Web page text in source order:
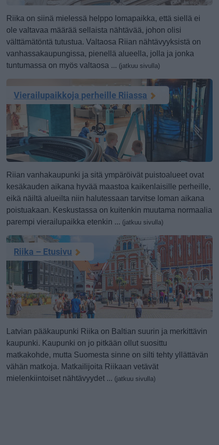
Riika on siinä mielessä helppo lomapaikka, että siellä ei
ole valtavaa määrää sellaista nähtävää, johon olisi
välttämätöntä tutustua. Valtaosa Riian nähtävyyksistä on
vanhassakaupungissa, pienellä alueella, jolla ja jonka
tuntumassa on myös valtaosa ... (jatkuu sivulla)
Vierailupaikkoja perheille Riiassa
Riian vanhakaupunki ja sitä ympäröivät puistoalueet ovat
kesäkauden aikana hyvää maastoa kaikenlaisille perheille,
eikä näiltä alueilta niin halutessaan tarvitse loman aikana
poistuakaan. Keskustassa on kuitenkin muutama normaalia
parempi vierailupaikka etenkin ... (jatkuu sivulla)
Riika – Etusivu
Latvian pääkaupunki Riika on Baltian suurin ja merkittävin
kaupunki. Kaupunki on jo pitkään ollut suosittu
matkakohde, mutta Suomesta sinne on silti tehty yllättävän
vähän matkoja. Matkailijoita Riikaan vetävät
mielenkiintoiset nähtävyydet ... (jatkuu sivulla)